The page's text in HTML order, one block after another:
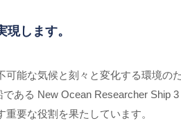
します。
能な気候と刻々と変化する環境の
ある New Ocean Researcher Ship
要な役割を果たしています。